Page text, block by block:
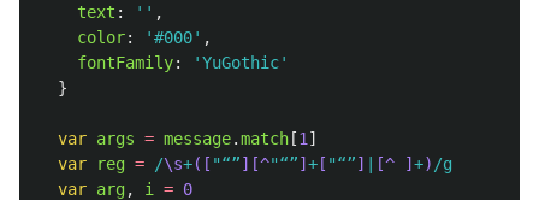
text : '' ,
color: '#000' ,
fontFamily: 'YuGothic'
}
var args = message.match[1 ]
var
reg = /\s+([ "“”][^"“”]+[ "“”] | [^ ]+) /g
var arg, i = 0